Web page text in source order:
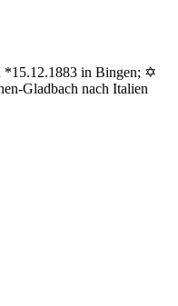
*15.12.1883 in Bingen; ✡
Gladbach nach Italien